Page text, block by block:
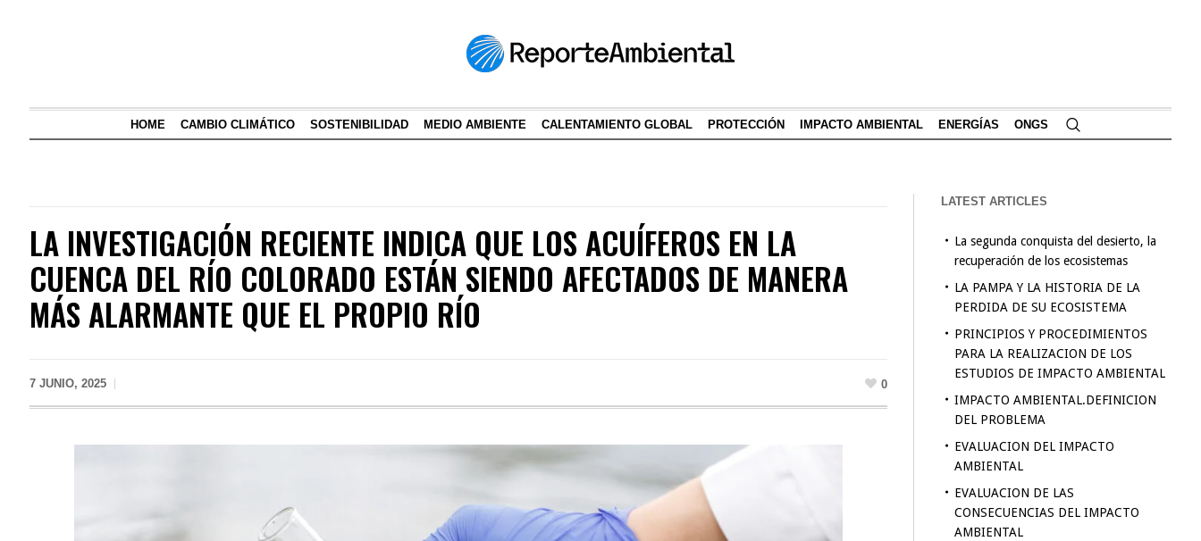
HOME CAMBIO CLIMÁTICO SOSTENIBILIDAD MEDIO AMBIENTE CALENTAMIENTO GLOBAL PROTECCIÓN IMPACTO AMBIENTAL ENERGÍAS ONGS
LA INVESTIGACIÓN RECIENTE INDICA QUE LOS ACUÍFEROS EN LA
CUENCA DEL RÍO COLORADO ESTÁN SIENDO AFECTADOS DE MANERA
MÁS ALARMANTE QUE EL PROPIO RÍO
7 JUNIO, 2025 0
LATEST ARTICLES
La segunda conquista del desierto, la
recuperación de los ecosistemas
LA PAMPA Y LA HISTORIA DE LA
PERDIDA DE SU ECOSISTEMA
PRINCIPIOS Y PROCEDIMIENTOS
PARA LA REALIZACION DE LOS
ESTUDIOS DE IMPACTO AMBIENTAL
IMPACTO AMBIENTAL.DEFINICION
DEL PROBLEMA
EVALUACION DEL IMPACTO
AMBIENTAL
EVALUACION DE LAS
CONSECUENCIAS DEL IMPACTO
AMBIENTAL